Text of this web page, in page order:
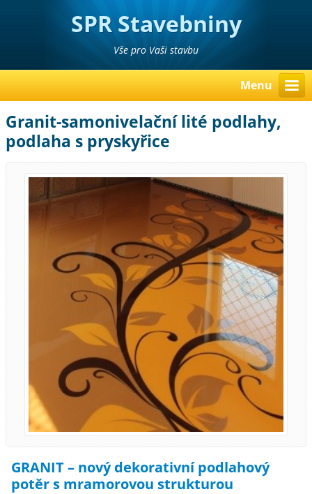
SPR Stavebniny
Poděbrady Pavel Richter
Vše pro Vaši stavbu
Menu
Granit-samonivelační lité podlahy,
podlaha s pryskyřice
GRANIT – nový dekorativní podlahový
potěr s mramorovou strukturou